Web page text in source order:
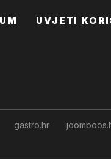
UVJETI
gastro.hr